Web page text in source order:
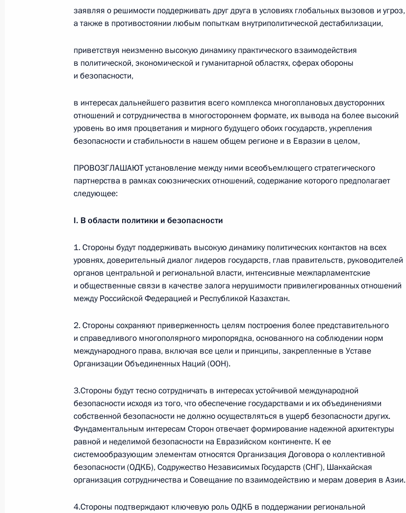
театральных деятелей России
Владимиром Машковым
с Президентом Бразилии Луисом
Инасио Лулой да Силвой
Встреча с генеральным директором
компании «Алроса» Павлом
4 августа 2026 года, 14:10
Встреча с губернатором
Красноярского края Михаилом
3 августа 2026 года, 17:00
События и поездки на географической карте
Администрация Президента России
Руслан Эдельгериев посетил
Азербайджан
23 июля 2026 года, 19:00
Заседание межведомственной
рабочей группы
сохранения объектов
культурного наследия,
находящихся
в неудовлетворительном
состоянии
14 июля 2026 года, 15:00
заявляя о решимости поддерживать друг друга в условиях глобальных вызовов и угроз,
а также в противостоянии любым попыткам внутриполитической дестабилизации,
приветствуя неизменно высокую динамику практического взаимодействия
в политической, экономической и гуманитарной областях, сферах обороны
и безопасности,
в интересах дальнейшего развития всего комплекса многоплановых двусторонних
отношений и сотрудничества в многостороннем формате, их вывода на более высокий
уровень во имя процветания и мирного будущего обоих государств, укрепления
безопасности и стабильности в нашем общем регионе и в Евразии в целом,
ПРОВОЗГЛАШАЮТ установление между ними всеобъемлющего стратегического
партнерства в рамках союзнических отношений, содержание которого предполагает
следующее:
I. В области политики и безопасности
1. Стороны будут поддерживать высокую динамику политических контактов на всех
уровнях, доверительный диалог лидеров государств, глав правительств, руководителей
органов центральной и региональной власти, интенсивные межпарламентские
и общественные связи в качестве залога нерушимости привилегированных отношений
между Российской Федерацией и Республикой Казахстан.
2. Стороны сохраняют приверженность целям построения более представительного
и справедливого многополярного миропорядка, основанного на соблюдении норм
международного права, включая все цели и принципы, закрепленные в Уставе
Организации Объединенных Наций (ООН).
3.Стороны будут тесно сотрудничать в интересах устойчивой международной
безопасности исходя из того, что обеспечение государствами и их объединениями
собственной безопасности не должно осуществляться в ущерб безопасности других.
Фундаментальным интересам Сторон отвечает формирование надежной архитектуры
равной и неделимой безопасности на Евразийском континенте. К ее
системообразующим элементам относятся Организация Договора о коллективной
безопасности (ОДКБ), Содружество Независимых Государств (СНГ), Шанхайская
организация сотрудничества и Совещание по взаимодействию и мерам доверия в Азии.
4.Стороны подтверждают ключевую роль ОДКБ в поддержании региональной